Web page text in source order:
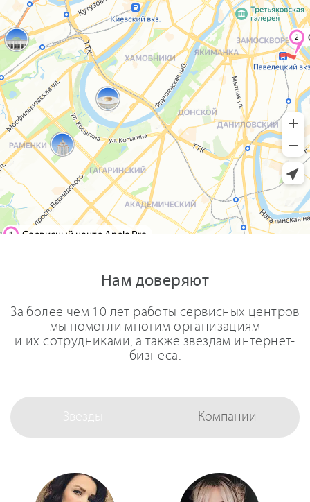
Нам доверяют
За более чем 10 лет работы сервисных центров
мы помогли многим организациям
и их сотрудниками, а также звездам интернет-
бизнеса.
Звезды Компании